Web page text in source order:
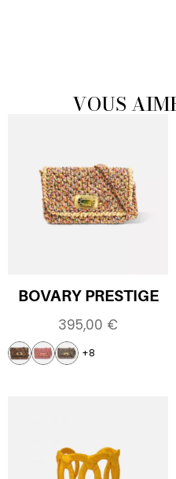
VOUS
BOVARY PRESTIGE
395,00 €
+8